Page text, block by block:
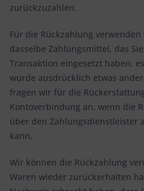
zurückzuzahlen.
Für die Rückzahlung
dasselbe Zahlungsmittel, das
Transaktion eingesetzt haben,
wurde ausdrücklich etwas
fragen wir für die
Kontoverbindung an, wenn die
über den Zahlungsdienstleister
kann.
Wir können die Rückzahlung
Waren wieder zurückerhalten